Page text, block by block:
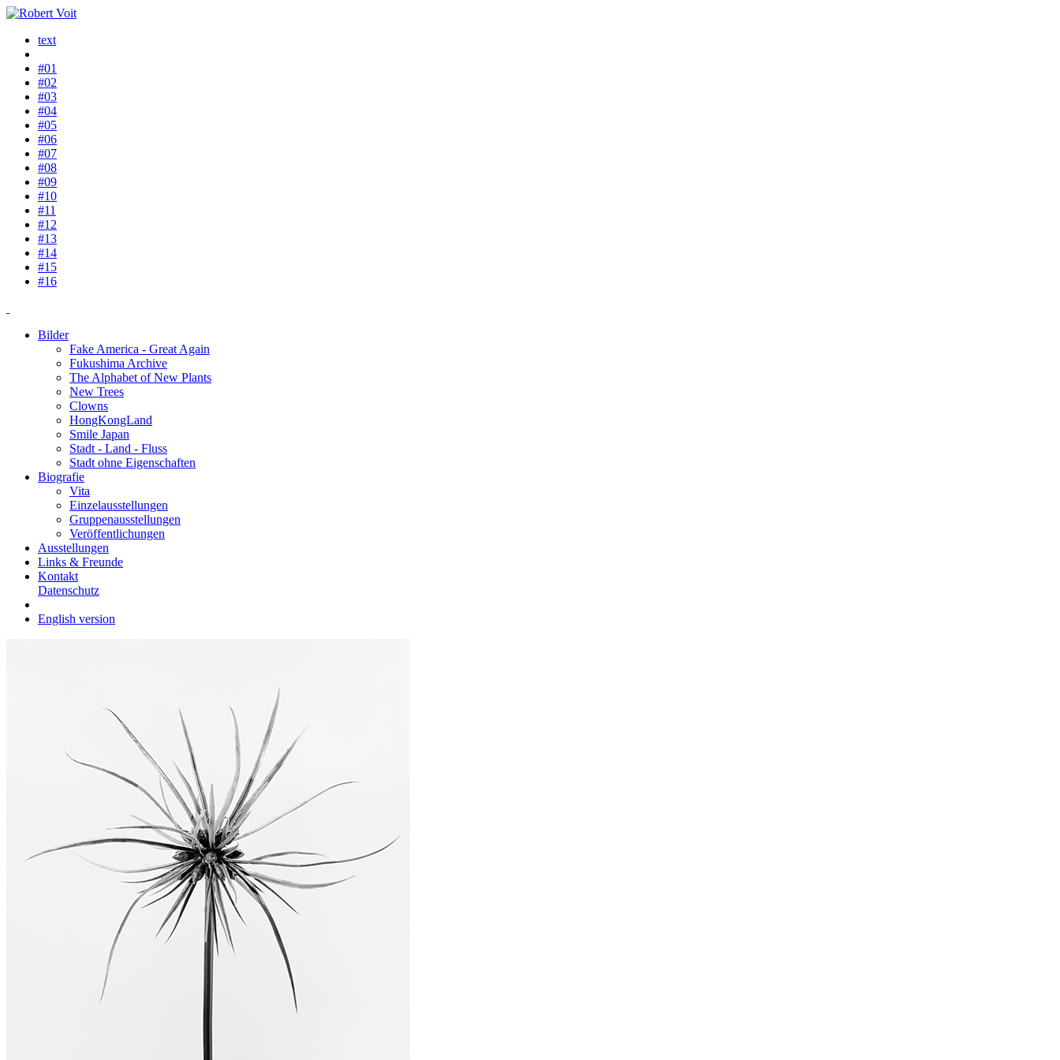
text
#01
#02
#03
#04
#05
#06
#07
#08
#09
#10
#11
#12
#13
#14
#15
#16
Bilder
Fake America - Great Again
Fukushima Archive
The Alphabet of New Plants
New Trees
Clowns
HongKongLand
Smile Japan
Stadt - Land - Fluss
Stadt ohne Eigenschaften
Biografie
Vita
Einzelausstellungen
Gruppenausstellungen
Veröffentlichungen
Ausstellungen
Links & Freunde
Kontakt
Datenschutz
English version